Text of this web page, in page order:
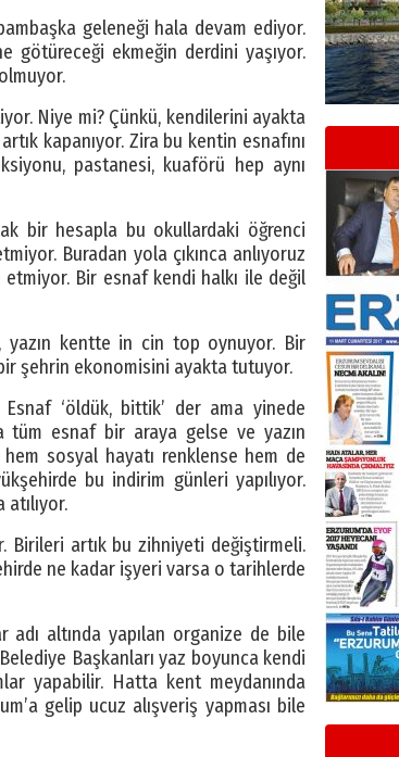
geleneği hala devam ediyor.
götüreceği ekmeğin derdini yaşıyor.
Niye mi? Çünkü, kendilerini ayakta
kapanıyor. Zira bu kentin esnafını
pastanesi, kuaförü hep aynı
bir hesapla bu okullardaki öğrenci
Buradan yola çıkınca anlıyoruz
etmiyor. Bir esnaf kendi halkı ile değil
yazın kentte in cin top oynuyor. Bir
şehrin ekonomisini ayakta tutuyor.
‘öldük, bittik’ der ama yinede
tüm esnaf bir araya gelse ve yazın
sosyal hayatı renklense hem de
bu indirim günleri yapılıyor.
Birileri artık bu zihniyeti değiştirmeli.
ne kadar işyeri varsa o tarihlerde
adı altında yapılan organize de bile
Başkanları yaz boyunca kendi
yapabilir. Hatta kent meydanında
gelip ucuz alışveriş yapması bile